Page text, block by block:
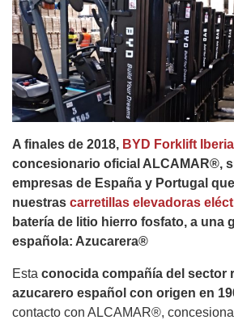
A finales de 2018, BYD Forklift Iberia
concesionario oficial ALCAMAR®,
empresas de España y Portugal
nuestras carretillas elevadoras
batería de litio hierro fosfato, a una
española: Azucarera®
Esta conocida compañía del sector
azucarero español con origen en
contacto con ALCAMAR®,